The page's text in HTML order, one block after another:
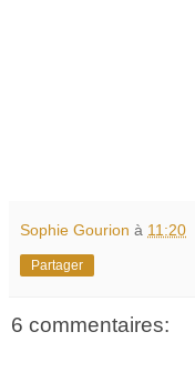
Sophie Gourion à 11:20
Partager
6 commentaires: